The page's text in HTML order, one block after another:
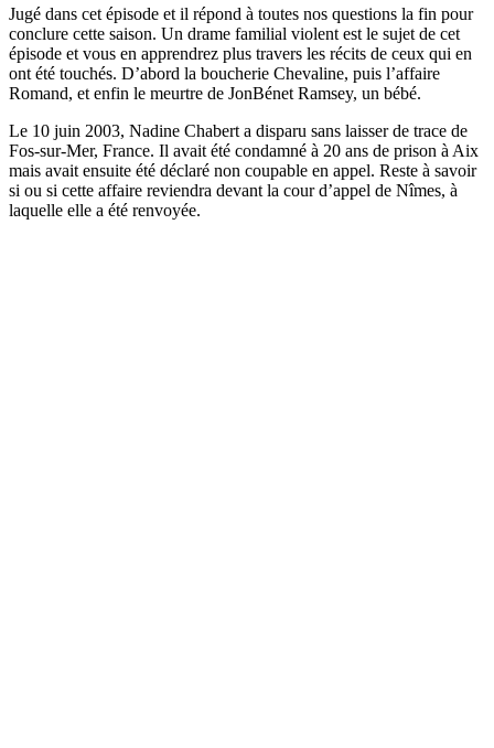
Jugé dans cet épisode et il répond à toutes nos questions la fin pour
conclure cette saison. Un drame familial violent est le sujet de cet
épisode et vous en apprendrez plus travers les récits de ceux qui en
ont été touchés. D’abord la boucherie Chevaline, puis l’affaire
Romand, et enfin le meurtre de JonBénet Ramsey, un bébé.
Le 10 juin 2003, Nadine Chabert a disparu sans laisser de trace de
Fos-sur-Mer, France. Il avait été condamné à 20 ans de prison à Aix
mais avait ensuite été déclaré non coupable en appel. Reste à savoir
si ou si cette affaire reviendra devant la cour d’appel de Nîmes, à
laquelle elle a été renvoyée.